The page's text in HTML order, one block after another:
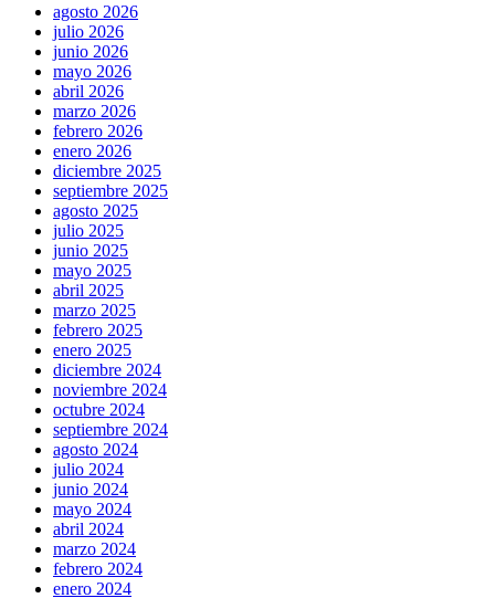
agosto 2026
julio 2026
junio 2026
mayo 2026
abril 2026
marzo 2026
febrero 2026
enero 2026
diciembre 2025
septiembre 2025
agosto 2025
julio 2025
junio 2025
mayo 2025
abril 2025
marzo 2025
febrero 2025
enero 2025
diciembre 2024
noviembre 2024
octubre 2024
septiembre 2024
agosto 2024
julio 2024
junio 2024
mayo 2024
abril 2024
marzo 2024
febrero 2024
enero 2024